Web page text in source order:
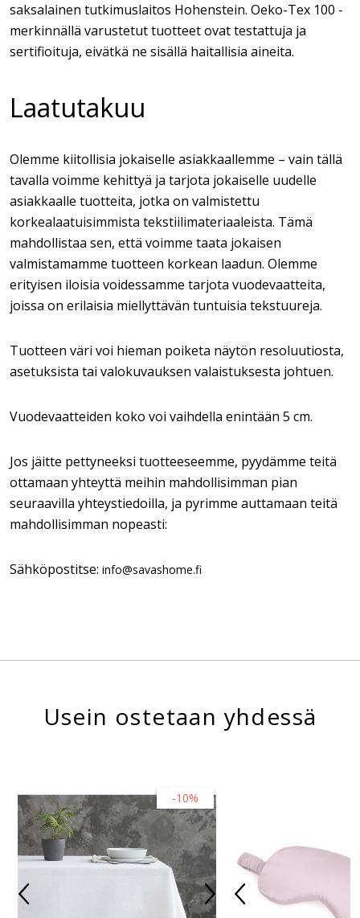
saksalainen tutkimuslaitos Hohenstein. Oeko-Tex 100 -
merkinnällä varustetut tuotteet ovat testattuja ja
sertifioituja, eivätkä ne sisällä haitallisia aineita.
Laatutakuu
Olemme kiitollisia jokaiselle asiakkaallemme – vain tällä
tavalla voimme kehittyä ja tarjota jokaiselle uudelle
asiakkaalle tuotteita, jotka on valmistettu
korkealaatuisimmista tekstiilimateriaaleista. Tämä
mahdollistaa sen, että voimme taata jokaisen
valmistamamme tuotteen korkean laadun. Olemme
erityisen iloisia voidessamme tarjota vuodevaatteita,
joissa on erilaisia miellyttävän tuntuisia tekstuureja.
Tuotteen väri voi hieman poiketa näytön resoluutiosta,
asetuksista tai valokuvauksen valaistuksesta johtuen.
Vuodevaatteiden koko voi vaihdella enintään 5 cm.
Jos jäitte pettyneeksi tuotteeseemme, pyydämme teitä
ottamaan yhteyttä meihin mahdollisimman pian
seuraavilla yhteystiedoilla, ja pyrimme auttamaan teitä
mahdollisimman nopeasti:
Sähköpostitse: info@savashome.fi
Usein ostetaan yhdessä
-10%